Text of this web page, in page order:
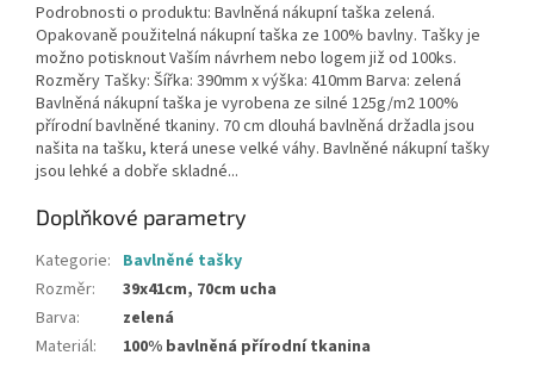
Podrobnosti o produktu: Bavlněná nákupní taška zelená.
Opakovaně použitelná nákupní taška ze 100% bavlny. Tašky je
možno potisknout Vaším návrhem nebo logem již od 100ks.
Rozměry Tašky: Šířka: 390mm x výška: 410mm Barva: zelená
Bavlněná nákupní taška je vyrobena ze silné 125g/m2 100%
přírodní bavlněné tkaniny. 70 cm dlouhá bavlněná držadla jsou
našita na tašku, která unese velké váhy. Bavlněné nákupní tašky
jsou lehké a dobře skladné...
Doplňkové parametry
Kategorie: Bavlněné tašky
Rozměr:
39x41cm, 70cm ucha
Barva:
zelená
Materiál: 100% bavlněná přírodní tkanina